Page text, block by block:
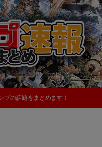
プの話題をまとめます！